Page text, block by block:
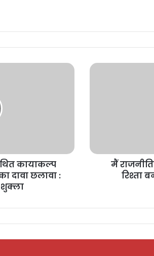
कायाकल्प
दावा छलावा :
मैं
रिश्ता